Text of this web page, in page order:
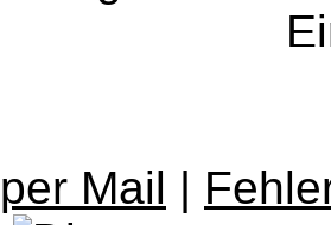
Mail |